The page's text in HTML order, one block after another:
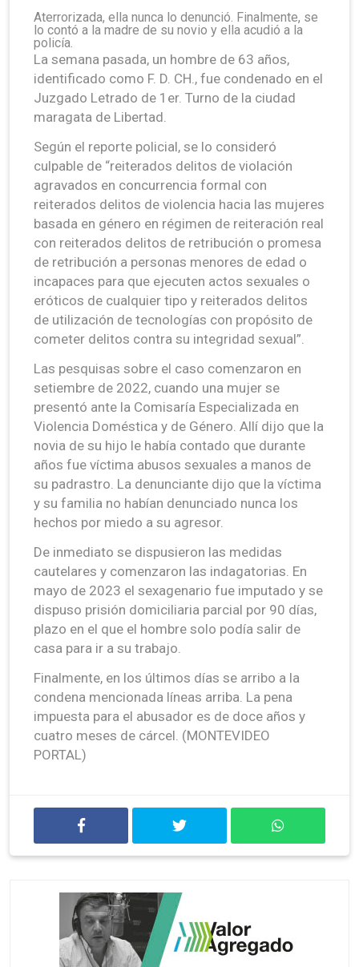
Aterrorizada, ella nunca lo denunció. Finalmente, se
lo contó a la madre de su novio y ella acudió a la
policía.
La semana pasada, un hombre de 63 años,
identificado como F. D. CH., fue condenado en el
Juzgado Letrado de 1er. Turno de la ciudad
maragata de Libertad.
Según el reporte policial, se lo consideró
culpable de “reiterados delitos de violación
agravados en concurrencia formal con
reiterados delitos de violencia hacia las mujeres
basada en género en régimen de reiteración real
con reiterados delitos de retribución o promesa
de retribución a personas menores de edad o
incapaces para que ejecuten actos sexuales o
eróticos de cualquier tipo y reiterados delitos
de utilización de tecnologías con propósito de
cometer delitos contra su integridad sexual”.
Las pesquisas sobre el caso comenzaron en
setiembre de 2022, cuando una mujer se
presentó ante la Comisaría Especializada en
Violencia Doméstica y de Género. Allí dijo que la
novia de su hijo le había contado que durante
años fue víctima abusos sexuales a manos de
su padrastro. La denunciante dijo que la víctima
y su familia no habían denunciado nunca los
hechos por miedo a su agresor.
De inmediato se dispusieron las medidas
cautelares y comenzaron las indagatorias. En
mayo de 2023 el sexagenario fue imputado y se
dispuso prisión domiciliaria parcial por 90 días,
plazo en el que el hombre solo podía salir de
casa para ir a su trabajo.
Finalmente, en los últimos días se arribo a la
condena mencionada líneas arriba. La pena
impuesta para el abusador es de doce años y
cuatro meses de cárcel. (MONTEVIDEO
PORTAL)